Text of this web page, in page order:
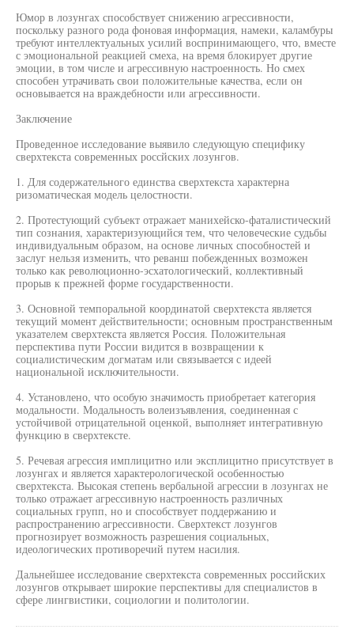
Юмор в лозунгах способствует снижению агрессивности,
поскольку разного рода фоновая информация, намеки, каламбуры
требуют интеллектуальных усилий воспринимающего, что, вместе
с эмоциональной реакцией смеха, на время блокирует другие
эмоции, в том числе и агрессивную настроенность. Но смех
способен утрачивать свои положительные качества, если он
основывается на враждебности или агрессивности.
Заключение
Проведенное исследование выявило следующую специфику
сверхтекста современных россйских лозунгов.
1. Для содержательного единства сверхтекста характерна
ризоматическая модель целостности.
2. Протестующий субъект отражает манихейско-фаталистический
тип сознания, характеризующийся тем, что человеческие судьбы
индивидуальным образом, на основе личных способностей и
заслуг нельзя изменить, что реванш побежденных возможен
только как революционно-эсхатологический, коллективный
прорыв к прежней форме государственности.
3. Основной темпоральной координатой сверхтекста является
текущий момент действительности; основным пространственным
указателем сверхтекста является Россия. Положительная
перспектива пути России видится в возвращении к
социалистическим догматам или связывается с идеей
национальной исключительности.
4. Установлено, что особую значимость приобретает категория
модальности. Модальность волеизъявления, соединенная с
устойчивой отрицательной оценкой, выполняет интегративную
функцию в сверхтексте.
5. Речевая агрессия имплицитно или эксплицитно присутствует в
лозунгах и является характерологической особенностью
сверхтекста. Высокая степень вербальной агрессии в лозунгах не
только отражает агрессивную настроенность различных
социальных групп, но и способствует поддержанию и
распространению агрессивности. Сверхтекст лозунгов
прогнозирует возможность разрешения социальных,
идеологических противоречий путем насилия.
Дальнейшее исследование сверхтекста современных российских
лозунгов открывает широкие перспективы для специалистов в
сфере лингвистики, социологии и политологии.